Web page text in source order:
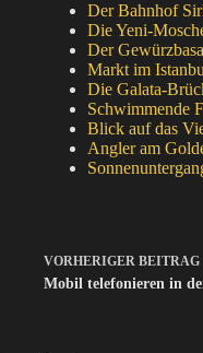
Der Bahnhof
Die Yeni-
Der
Markt im
Die Galata-
Schwimmende
Blick auf das
Angler am
VORHERIGER BEITRAG
Mobil telefonieren in